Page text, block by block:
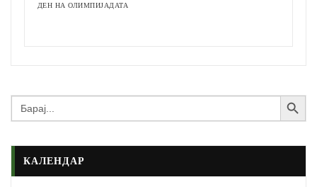
ДЕН НА ОЛИМПИЈАДАТА
Search
for:
Search Button
КАЛЕНДАР